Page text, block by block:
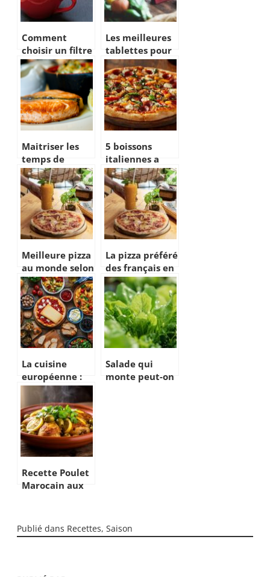
Comment
choisir un filtre
pour café
infusé à la
main ?
Les meilleures
tablettes pour
les recettes et
videos cuisines.
Maitriser les
temps de
cuisson des
poissons et
crustaces pour
des recettes
reussies
5 boissons
italiennes a
deguster avec
votre Pizza
Puce Tassin
Meilleure pizza
au monde selon
les français
2025
La pizza préféré
des français en
2025
La cuisine
européenne :
un tour
gastronomique
à travers le
continent,
quand la
Belgique
voisins
gourmands
Salade qui
monte peut-on
Recette Poulet
Marocain aux
tajine
authentique en
Publié dans Recettes, Saison